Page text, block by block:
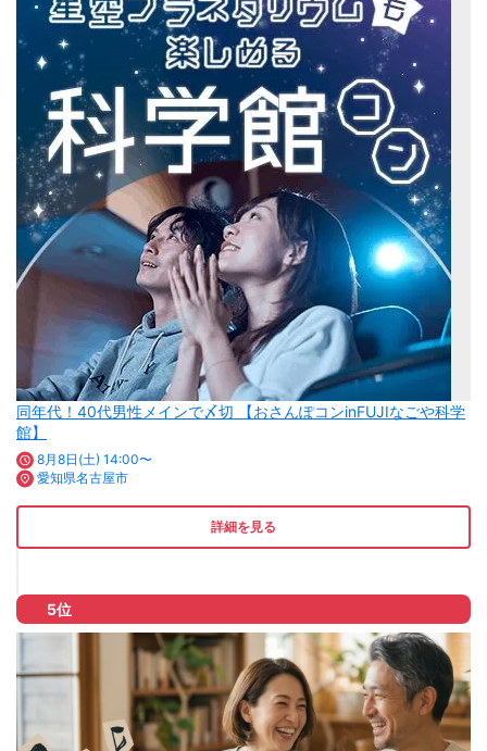
同年代！40代男性メインで〆切 【おさんぽコンinFUJIなごや科学
館】
8月8日(土) 14:00〜
愛知県名古屋市
詳細を見る
5位